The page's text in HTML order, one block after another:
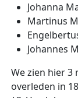
Johanna
Martinus
Johannes
We zien hier 3
overleden in